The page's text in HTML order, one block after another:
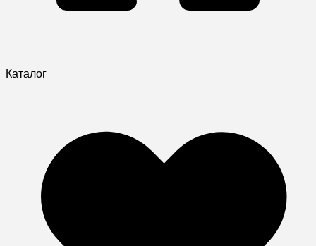
Каталог